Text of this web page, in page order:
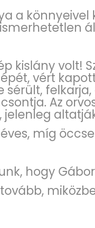
a
kislány volt!
vért
sérült,
Az
jelenleg
míg öccse
hogy